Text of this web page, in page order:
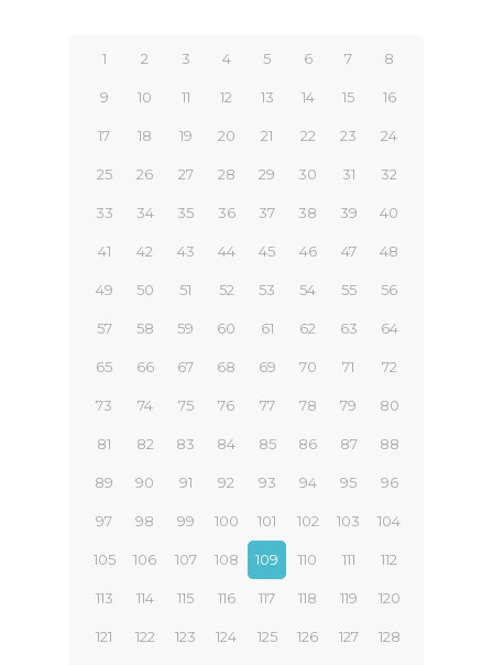
1 2 3 4 5 6 7 8
9 10 11 12 13 14 15 16
17 18 19 20 21 22 23 24
25 26 27 28 29 30 31 32
33 34 35 36 37 38 39 40
41 42 43 44 45 46 47 48
49 50 51 52 53 54 55 56
57 58 59 60 61 62 63 64
65 66 67 68 69 70 71 72
73 74 75 76 77 78 79 80
81 82 83 84 85 86 87 88
89 90 91 92 93 94 95 96
97 98 99 100 101 102 103 104
105 106 107 108 109 110 111 112
113 114 115 116 117 118 119 120
121 122 123 124 125 126 127 128